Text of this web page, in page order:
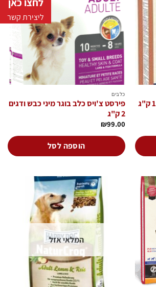
ליצירת קשר
לרשימת
המשאלות
לרשימת
המשאלות
כלבים
פירסט צ'ויס כלב בוגר מיני כבש ודגים
2 ק"ג
₪99.00
הוספה לסל
לרשימת
המשאלות
המלאי אזל